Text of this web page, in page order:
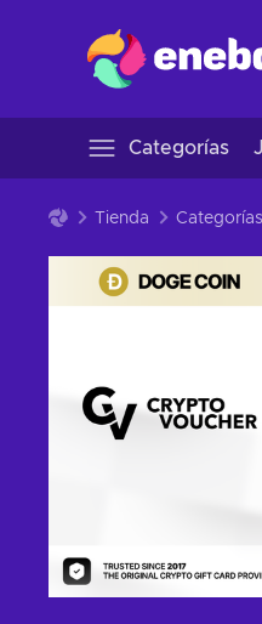
Categorías
Tienda Categorías